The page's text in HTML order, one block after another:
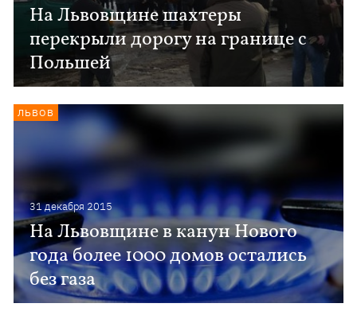
На Львовщине шахтеры
перекрыли дорогу на границе с
Польшей
31 декабря 2015
На Львовщине в канун Нового
года более 1000 домов остались
без газа
ЛЬВОВ